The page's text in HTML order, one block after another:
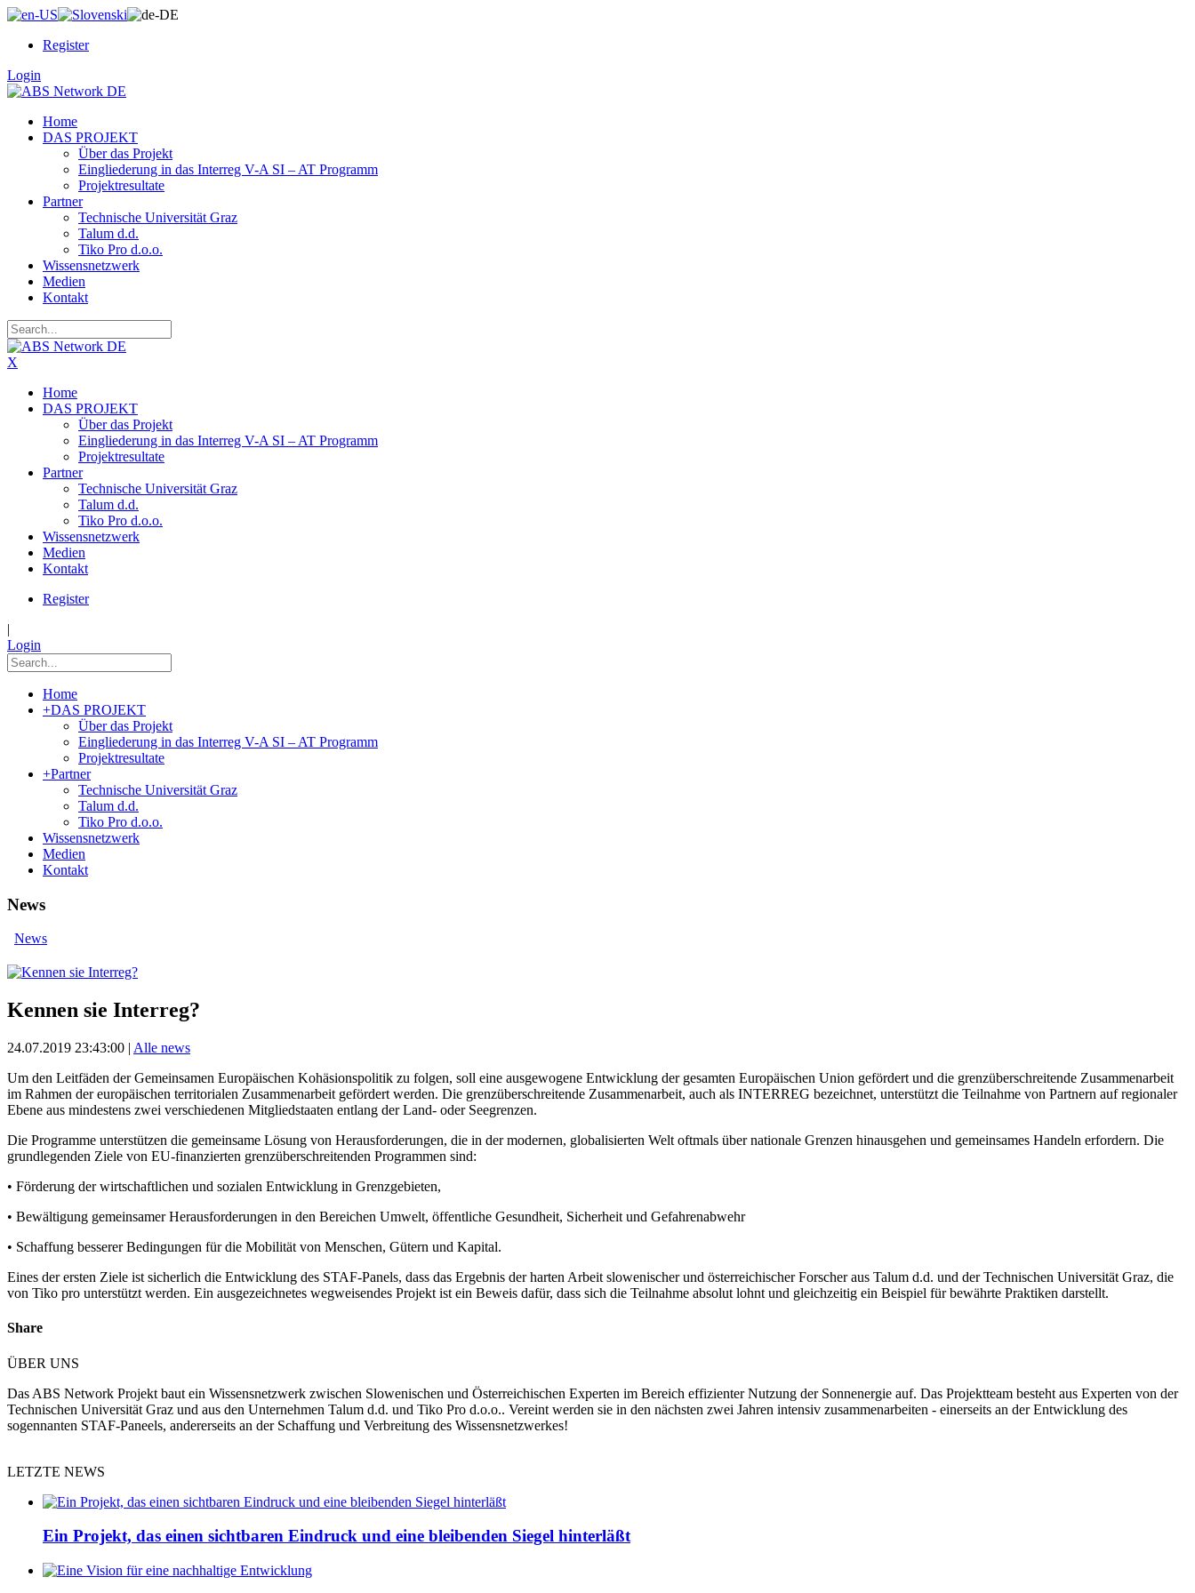
Register
Login
Home
DAS PROJEKT
Über das Projekt
Eingliederung in das Interreg V-A SI – AT Programm
Projektresultate
Partner
Technische Universität Graz
Talum d.d.
Tiko Pro d.o.o.
Wissensnetzwerk
Medien
Kontakt
X
Home
DAS PROJEKT
Über das Projekt
Eingliederung in das Interreg V-A SI – AT Programm
Projektresultate
Partner
Technische Universität Graz
Talum d.d.
Tiko Pro d.o.o.
Wissensnetzwerk
Medien
Kontakt
Register
|
Login
Home
+DAS PROJEKT
Über das Projekt
Eingliederung in das Interreg V-A SI – AT Programm
Projektresultate
+Partner
Technische Universität Graz
Talum d.d.
Tiko Pro d.o.o.
Wissensnetzwerk
Medien
Kontakt
News
News
Kennen sie Interreg?
24.07.2019 23:43:00 | Alle news
Um den Leitfäden der Gemeinsamen Europäischen Kohäsionspolitik zu folgen, soll eine ausgewogene Entwicklung der gesamten Europäischen Union gefördert und die grenzüberschreitende Zusammenarbeit
im Rahmen der europäischen territorialen Zusammenarbeit gefördert werden. Die grenzüberschreitende Zusammenarbeit, auch als INTERREG bezeichnet, unterstützt die Teilnahme von Partnern auf regionaler
Ebene aus mindestens zwei verschiedenen Mitgliedstaaten entlang der Land- oder Seegrenzen.
Die Programme unterstützen die gemeinsame Lösung von Herausforderungen, die in der modernen, globalisierten Welt oftmals über nationale Grenzen hinausgehen und gemeinsames Handeln erfordern. Die
grundlegenden Ziele von EU-finanzierten grenzüberschreitenden Programmen sind:
• Förderung der wirtschaftlichen und sozialen Entwicklung in Grenzgebieten,
• Bewältigung gemeinsamer Herausforderungen in den Bereichen Umwelt, öffentliche Gesundheit, Sicherheit und Gefahrenabwehr
• Schaffung besserer Bedingungen für die Mobilität von Menschen, Gütern und Kapital.
Eines der ersten Ziele ist sicherlich die Entwicklung des STAF-Panels, dass das Ergebnis der harten Arbeit slowenischer und österreichischer Forscher aus Talum d.d. und der Technischen Universität Graz, die
von Tiko pro unterstützt werden. Ein ausgezeichnetes wegweisendes Projekt ist ein Beweis dafür, dass sich die Teilnahme absolut lohnt und gleichzeitig ein Beispiel für bewährte Praktiken darstellt.
Share
ÜBER UNS
Das ABS Network Projekt baut ein Wissensnetzwerk zwischen Slowenischen und Österreichischen Experten im Bereich effizienter Nutzung der Sonnenergie auf. Das Projektteam besteht aus Experten von der
Technischen Universität Graz und aus den Unternehmen Talum d.d. und Tiko Pro d.o.o.. Vereint werden sie in den nächsten zwei Jahren intensiv zusammenarbeiten - einerseits an der Entwicklung des
sogennanten STAF-Paneels, andererseits an der Schaffung und Verbreitung des Wissensnetzwerkes!
LETZTE NEWS
Ein Projekt, das einen sichtbaren Eindruck und eine bleibenden Siegel hinterläßt